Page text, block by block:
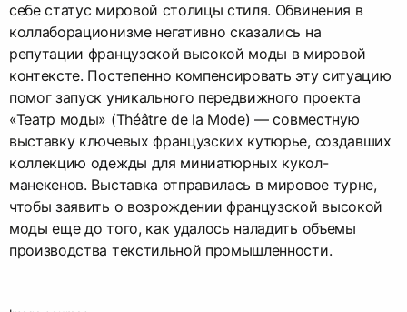
себе статус мировой столицы стиля. Обвинения в
коллаборационизме негативно сказались на
репутации французской высокой моды в мировой
контексте. Постепенно компенсировать эту ситуацию
помог запуск уникального передвижного проекта
«Театр моды» (Théâtre de la Mode) — совместную
выставку ключевых французских кутюрье, создавших
коллекцию одежды для миниатюрных кукол-
манекенов. Выставка отправилась в мировое турне,
чтобы заявить о возрождении французской высокой
моды еще до того, как удалось наладить объемы
производства текстильной промышленности.